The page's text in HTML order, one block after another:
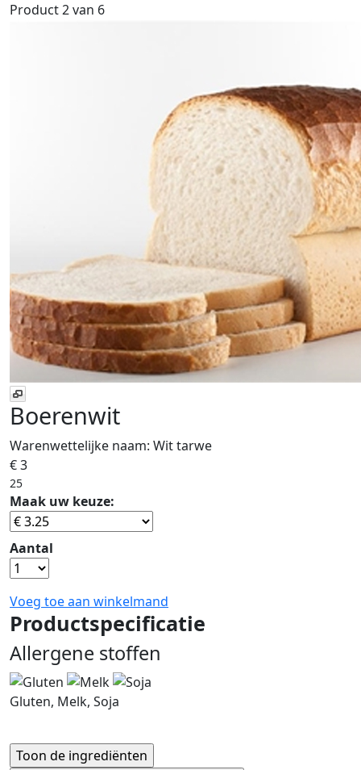
Product 2 van 6
Boerenwit
Warenwettelijke naam: Wit tarwe
€ 3
25
Maak uw keuze:
Aantal
Voeg toe aan winkelmand
Productspecificatie
Allergene stoffen
Gluten, Melk, Soja